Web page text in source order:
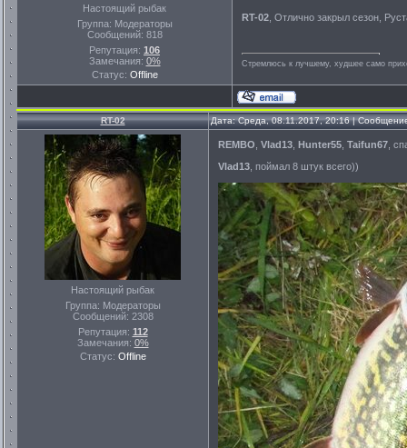
Настоящий рыбак
Группа: Модераторы
Сообщений: 818
Репутация: 106
Замечания: 0%
Статус: Offline
RT-02 , Отлично закрыл сезон,
Стремлюсь к лучшему, худшее само
RT-02 Дата: Среда, 08.11.2017, 20:16 |
Настоящий рыбак
Группа: Модераторы
Сообщений: 2308
Репутация: 112
Замечания: 0%
Статус: Offline
REMBO Vlad13 Hunter55 Taifun67 ,
Vlad13 , поймал 8 штук всего))